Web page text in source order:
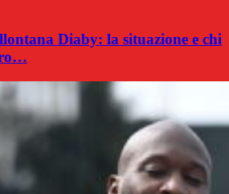
Diaby: la situazione e chi